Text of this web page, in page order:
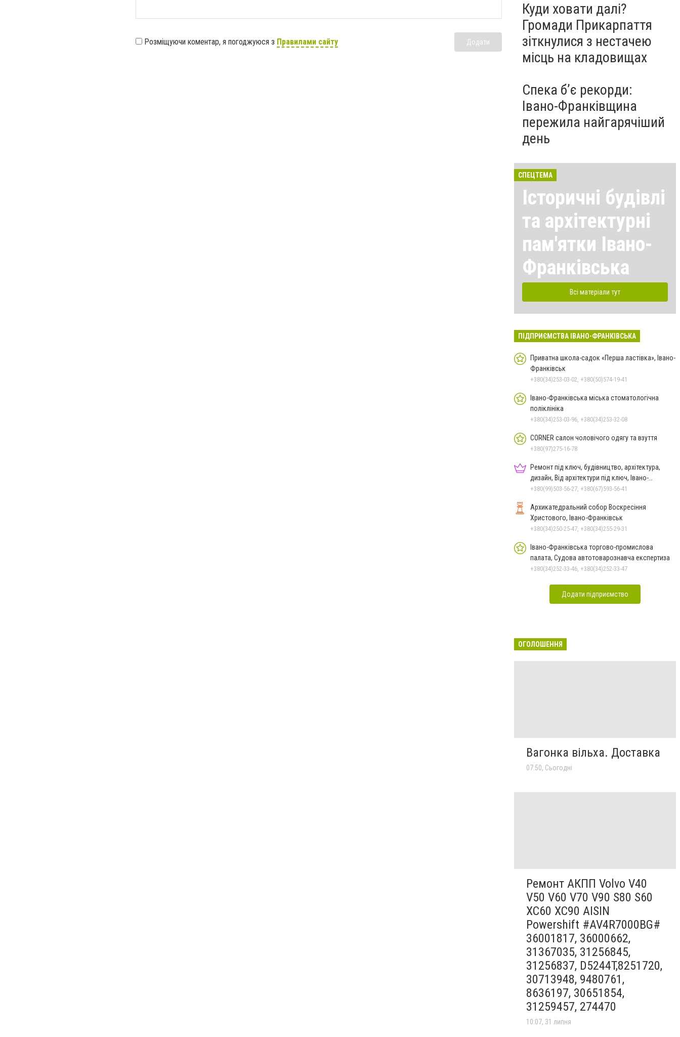
Розміщуючи коментар, я погоджуюся з Правилами сайту Додати
Куди ховати далі?
Громади Прикарпаття
зіткнулися з нестачею
місць на кладовищах
Спека б’є рекорди:
Івано-Франківщина
пережила найгарячіший
день
СПЕЦТЕМА
Історичні будівлі
та архітектурні
пам'ятки Івано-
Франківська
Всі матеріали тут
ПІДПРИЄМСТВА ІВАНО-ФРАНКІВСЬКА
Приватна школа-садок «Перша ластівка», Івано-
Франківськ
+380(34)253-03-02, +380(50)574-19-41
Івано-Франківська міська стоматологічна
поліклініка
+380(34)253-03-96, +380(34)253-32-08
CORNER салон чоловічого одягу та взуття
+380(97)275-16-78
Ремонт під ключ, будівництво, архітектура,
дизайн, Від архітектури під ключ, Івано-
Франківськ
+380(99)503-56-27, +380(67)593-56-41
Архикатедральний собор Воскресіння
Христового, Івано-Франківськ
+380(34)250-25-47, +380(34)255-29-31
Івано-Франківська торгово-промислова
палата, Судова автотоварознавча експертиза
+380(34)252-33-46, +380(34)252-33-47
Додати підприємство
ОГОЛОШЕННЯ
Вагонка вільха. Доставка
07:50, Сьогодні
Ремонт АКПП Volvo V40
V50 V60 V70 V90 S80 S60
XC60 XC90 AISIN
Powershift #AV4R7000BG#
36001817, 36000662,
31367035, 31256845,
31256837, D5244T,8251720,
30713948, 9480761,
8636197, 30651854,
31259457, 274470
10:07, 31 липня